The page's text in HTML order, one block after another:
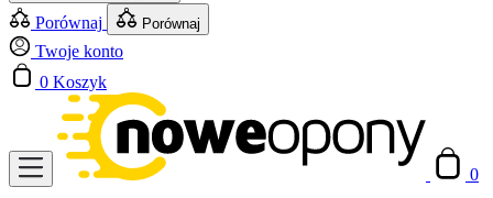
Porównaj Porównaj
Twoje konto
0 Koszyk
0